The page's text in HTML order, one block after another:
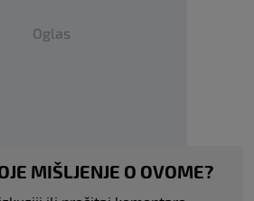
Oglas
MIŠLJENJE O OVOME?